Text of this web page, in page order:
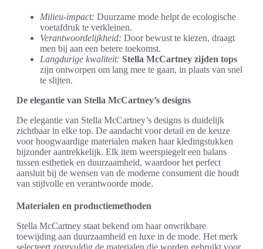
Milieu-impact: Duurzame mode helpt de ecologische
voetafdruk te verkleinen.
Verantwoordelijkheid: Door bewust te kiezen, draagt
men bij aan een betere toekomst.
Langdurige kwaliteit: Stella McCartney zijden tops
zijn ontworpen om lang mee te gaan, in plaats van snel
te slijten.
De elegantie van Stella McCartney’s designs
De elegantie van Stella McCartney’s designs is duidelijk
zichtbaar in elke top. De aandacht voor detail en de keuze
voor hoogwaardige materialen maken haar kledingstukken
bijzonder aantrekkelijk. Elk item weerspiegelt een balans
tussen esthetiek en duurzaamheid, waardoor het perfect
aansluit bij de wensen van de moderne consument die houdt
van stijlvolle en verantwoorde mode.
Materialen en productiemethoden
Stella McCartney staat bekend om haar onwrikbare
toewijding aan duurzaamheid en luxe in de mode. Het merk
selecteert zorgvuldig de materialen die worden gebruikt voor